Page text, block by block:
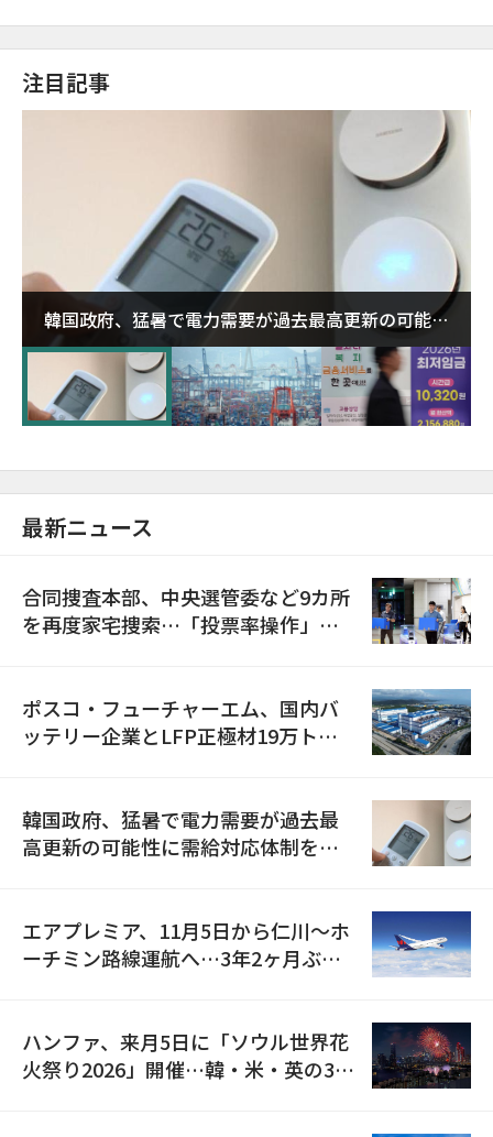
注目記事
韓国政府、猛暑で電力需要が過去最高更新の可能性
に需給対応体制を点検
最新ニュース
合同捜査本部、中央選管委など9カ所
を再度家宅捜索…「投票率操作」の
ポスコ・フューチャーエム、国内バ
ッテリー企業とLFP正極材19万トン
韓国政府、猛暑で電力需要が過去最
高更新の可能性に需給対応体制を点
エアプレミア、11月5日から仁川〜ホ
ーチミン路線運航へ…3年2ヶ月ぶり
ハンファ、来月5日に「ソウル世界花
火祭り2026」開催…韓・米・英の3カ